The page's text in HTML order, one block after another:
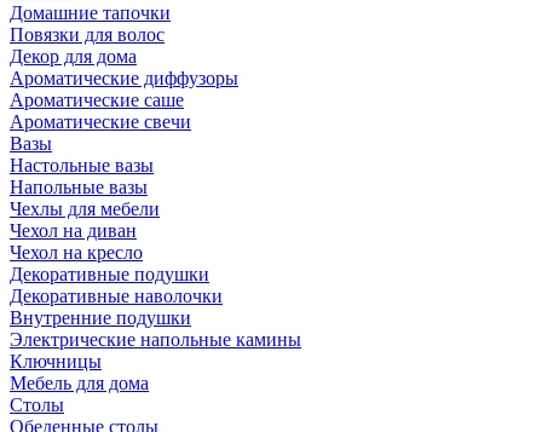
Домашние тапочки
Повязки для волос
Декор для дома
Ароматические диффузоры
Ароматические саше
Ароматические свечи
Вазы
Настольные вазы
Напольные вазы
Чехлы для мебели
Чехол на диван
Чехол на кресло
Декоративные подушки
Декоративные наволочки
Внутренние подушки
Электрические напольные камины
Ключницы
Мебель для дома
Столы
Обеденные столы